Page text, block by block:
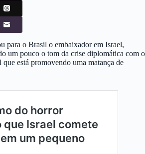
para o Brasil o embaixador em Israel,
um pouco o tom da crise diplomática com o
está promovendo uma matança de